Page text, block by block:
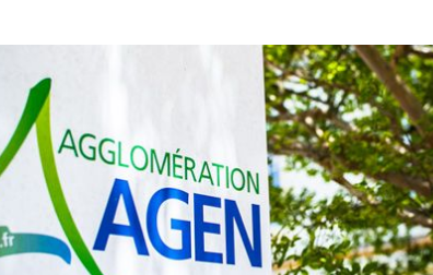
toute demande d'information ou
à vous répondre dans les